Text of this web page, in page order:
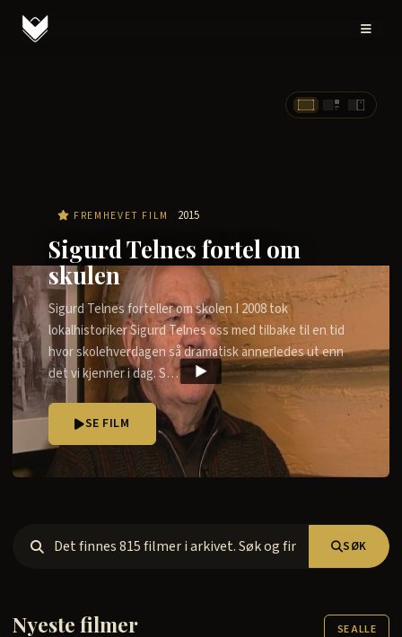
FREMHEVET FILM 2015
Sigurd Telnes fortel om
skulen
Sigurd Telnes forteller om skolen I 2008 tok
lokalhistoriker Sigurd Telnes oss med tilbake til en tid
hvor skolehverdagen så dramatisk annerledes ut enn
det vi kjenner i dag. S…
SE FILM
SØK
Nyeste filmer SE ALLE